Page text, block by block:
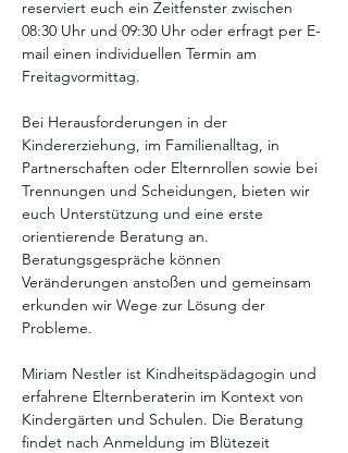
reserviert euch ein Zeitfenster zwischen
08:30 Uhr und 09:30 Uhr oder erfragt per E-
mail einen individuellen Termin am
Freitagvormittag.
Bei Herausforderungen in der
Kindererziehung, im Familienalltag, in
Partnerschaften oder Elternrollen sowie bei
Trennungen und Scheidungen, bieten wir
euch Unterstützung und eine erste
orientierende Beratung an.
Beratungsgespräche können
Veränderungen anstoßen und gemeinsam
erkunden wir Wege zur Lösung der
Probleme.
Miriam Nestler ist Kindheitspädagogin und
erfahrene Elternberaterin im Kontext von
Kindergärten und Schulen. Die Beratung
findet nach Anmeldung im Blütezeit